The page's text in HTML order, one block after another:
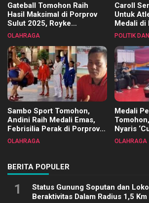
Gateball Tomohon Raih
Hasil Maksimal di Porprov
Sulut 2025, Royke
Tangkawarouw Ucapkan
OLAHRAGA
Caroll
Untuk
Medali di
2025
POLITIK
Sambo Sport Tomohon,
Andini Raih Medali Emas,
Febrisilia Perak di Porprov
Sulut 2025
OLAHRAGA
Medali
Nyaris
Biliar
OLAHRAGA
BERITA POPULER
1
Status Gunung Soputan dan
Beraktivitas Dalam Radius 1,5 Km